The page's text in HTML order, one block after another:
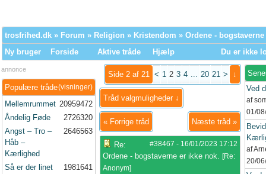
trosfrihed.dk » Forum » Religion » Kristendom » Ordene -
Ny bruger
Forside Aktive tråde Hjælp Du er ikke
annonce
(visninger)
Populære tråde
Mellemrummet 20959472
Åndelig Føde
2726320
Angst – Tro –
Håb –
Kærlighed
2646563
Så er der linet
1981641
Side 2 af 21 < 1 2 3 4 ... 20 21 > ↓
Tråd valgmuligheder ↓
« Forrige tråd Næste tråd »
#38467 - 16/01/2023 17:12
Re:
Ordene - bogstaverne er ikke nok. [Re:
Anonym]
Ved
af
01/
af
20/